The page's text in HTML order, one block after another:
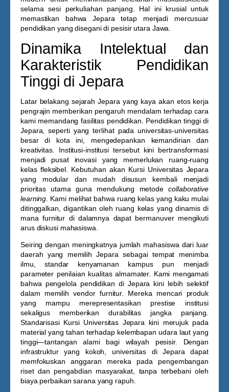
selama sesi perkuliahan panjang. Hal ini krusial untuk
memastikan bahwa Jepara tetap menjadi mercusuar
pendidikan yang disegani di pesisir utara Jawa.
Dinamika Intelektual dan
Karakteristik Pendidikan
Tinggi di Jepara
Latar belakang sejarah Jepara yang kaya akan etos kerja
pengrajin memberikan pengaruh mendalam terhadap cara
kami memandang fasilitas pendidikan. Pendidikan tinggi di
Jepara, seperti yang terlihat pada universitas-universitas
besar di kota ini, mengedepankan kemandirian dan
kreativitas. Institusi-institusi tersebut kini bertransformasi
menjadi pusat inovasi yang memerlukan ruang-ruang
kelas fleksibel. Kebutuhan akan Kursi Universitas Jepara
yang modular dan mudah disusun kembali menjadi
prioritas utama guna mendukung metodecollaborative
learning . Kami melihat bahwa ruang kelas yang kaku mulai
ditinggalkan, digantikan oleh ruang kelas yang dinamis di
mana furnitur di dalamnya dapat bermanuver mengikuti
arus diskusi mahasiswa.
Seiring dengan meningkatnya jumlah mahasiswa dari luar
daerah yang memilih Jepara sebagai tempat menimba
ilmu, standar kenyamanan kampus pun menjadi
parameter penilaian kualitas almamater. Kami mengamati
bahwa pengelola pendidikan di Jepara kini lebih selektif
dalam memilih vendor furnitur. Mereka mencari produk
yang mampu merepresentasikan prestise institusi
sekaligus memberikan durabilitas jangka panjang.
Standarisasi Kursi Universitas Jepara kini merujuk pada
material yang tahan terhadap kelembapan udara laut yang
tinggi—tantangan alami bagi wilayah pesisir. Dengan
infrastruktur yang kokoh, universitas di Jepara dapat
memfokuskan anggaran mereka pada pengembangan
riset dan pengabdian masyarakat, tanpa terbebani oleh
biaya perbaikan sarana yang rapuh.